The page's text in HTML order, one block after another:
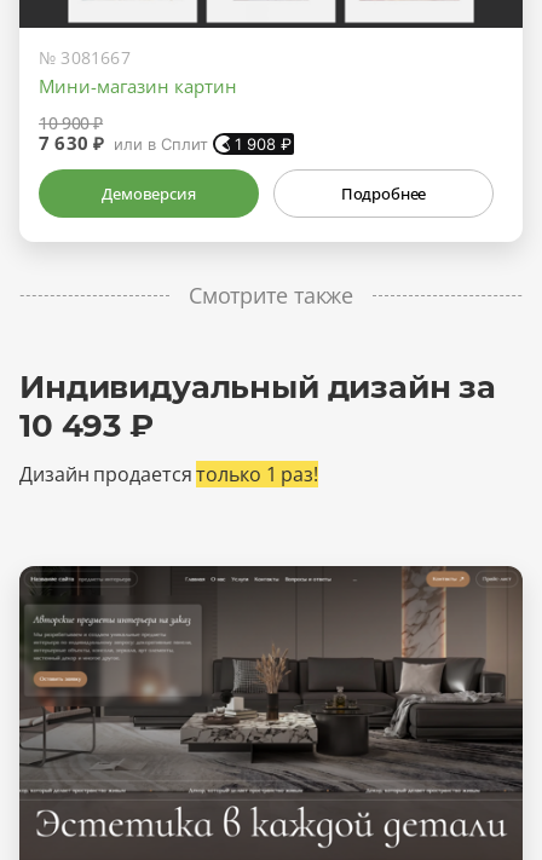
№ 3081667
Мини-магазин картин
10 900 ₽
7 630 ₽ или в Сплит 1 908 ₽
Демоверсия Подробнее
Смотрите также
Индивидуальный дизайн за
10 493 ₽
Дизайн продаетсятолько 1 раз!